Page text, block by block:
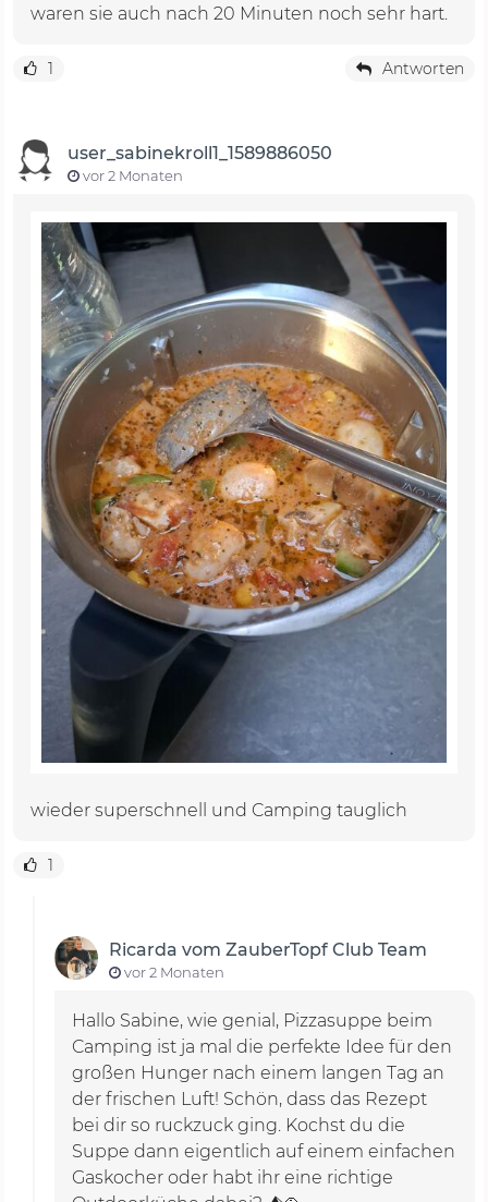
waren sie auch nach 20 Minuten noch sehr hart.
1 Antworten
user_sabinekroll1_1589886050
vor 2 Monaten
wieder superschnell und Camping tauglich
1
Ricarda vom ZauberTopf Club Team
vor 2 Monaten
Hallo Sabine, wie genial, Pizzasuppe beim
Camping ist ja mal die perfekte Idee für den
großen Hunger nach einem langen Tag an
der frischen Luft! Schön, dass das Rezept
bei dir so ruckzuck ging. Kochst du die
Suppe dann eigentlich auf einem einfachen
Gaskocher oder habt ihr eine richtige